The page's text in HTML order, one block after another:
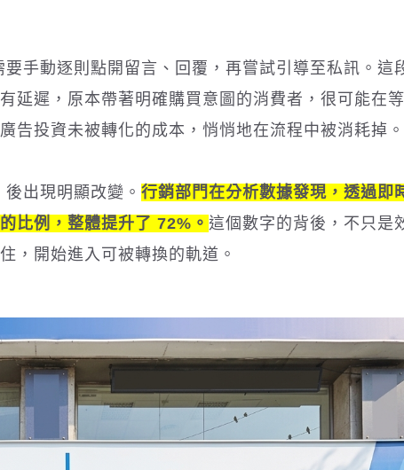
手動逐則點開留言、回覆，再嘗試引導至私訊。這
延遲，原本帶著明確購買意圖的消費者，很可能在
告投資未被轉化的成本，悄悄地在流程中被消耗掉。
出現明顯改變。 行銷部門在分析數據發現，透過即
比例，整體提升了 72%。 這個數字的背後，不只是
，開始進入可被轉換的軌道。